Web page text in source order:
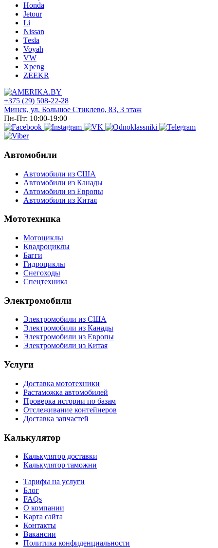
Honda
Jetour
Li
Nissan
Tesla
Voyah
VW
Xpeng
ZEEKR
+375 (29) 508-22-28
Минск, ул. Большое Стиклево, 83, 3 этаж
Пн-Пт: 10:00-19:00
Автомобили
Автомобили из США
Автомобили из Канады
Автомобили из Европы
Автомобили из Китая
Мототехника
Мотоциклы
Квадроциклы
Багги
Гидроциклы
Снегоходы
Спецтехника
Электромобили
Электромобили из США
Электромобили из Канады
Электромобили из Европы
Электромобили из Китая
Услуги
Доставка мототехники
Растаможка автомобилей
Проверка истории по базам
Отслеживание контейнеров
Доставка запчастей
Калькулятор
Калькулятор доставки
Калькулятор таможни
Тарифы на услуги
Блог
FAQs
О компании
Карта сайта
Контакты
Вакансии
Политика конфиденциальности